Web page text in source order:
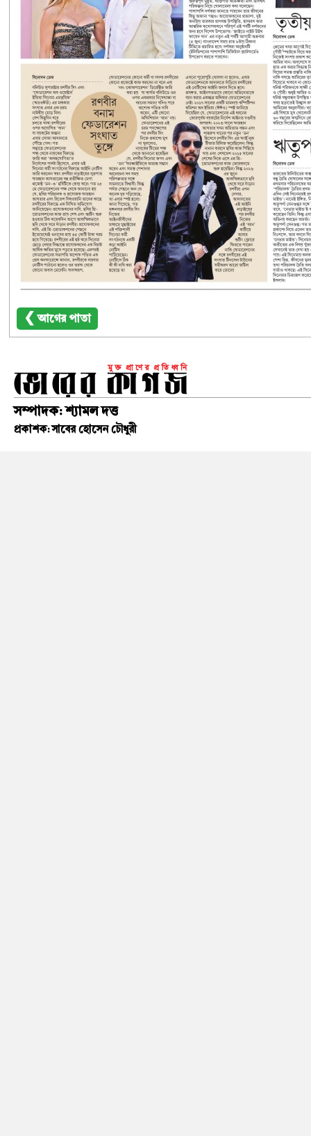
❮ আগের পাতা
সম্পাদক: শ্যামল দত্ত
প্রকাশক: সাবের হোসেন চৌধুরী